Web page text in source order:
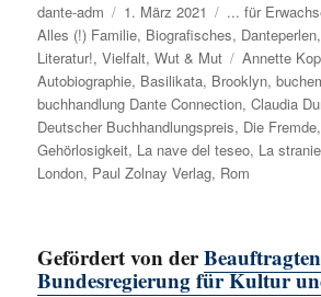
Autor
dante-adm
Veröffentlicht
am
1. März 2021 Kategorien
... für
Alles (!) Familie, Biografisches, Danteperlen,
Literatur!,Vielfalt,Wut & Mut Annette
Autobiographie, Basilikata, Brooklyn,
buchhandlung Dante Connection,Claudia
Deutscher Buchhandlungspreis, Die Fremde,
Gehörlosigkeit, La nave del teseo, La
London, Paul Zolnay Verlag, Rom
Gefördert von der
Bundesregierung für Kultur